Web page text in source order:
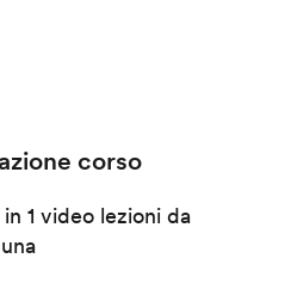
corso
1 video lezioni da